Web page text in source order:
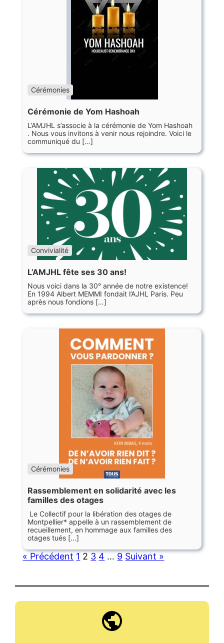
Cérémonies
Cérémonie de Yom Hashoah
L’AMJHL s’associe à la cérémonie de Yom Hashoah
. Nous vous invitons à venir nous rejoindre. Voici le
communiqué du […]
Convivialité
L’AMJHL fête ses 30 ans!
Nous voici dans la 30° année de notre existence!
En 1994 Albert MEMMI fondait l’AJHL Paris. Peu
après nous fondions […]
Cérémonies
Rassemblement en solidarité avec les
familles des otages
Le Collectif pour la libération des otages de
Montpellier* appelle à un rassemblement de
recueillement, en hommage aux familles des
otages tués […]
« Précédent 1 2 3 4 … 9 Suivant »